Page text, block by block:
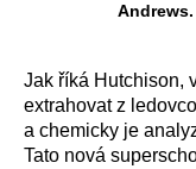
Andrews.
Jak říká Hutchison,
extrahovat z
a chemicky je
Tato nová